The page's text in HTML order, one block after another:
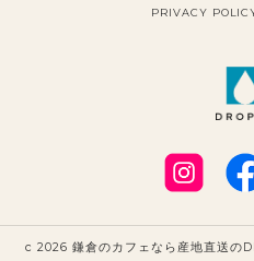
PRIVACY
c 2026 鎌倉のカフェなら産地直送の